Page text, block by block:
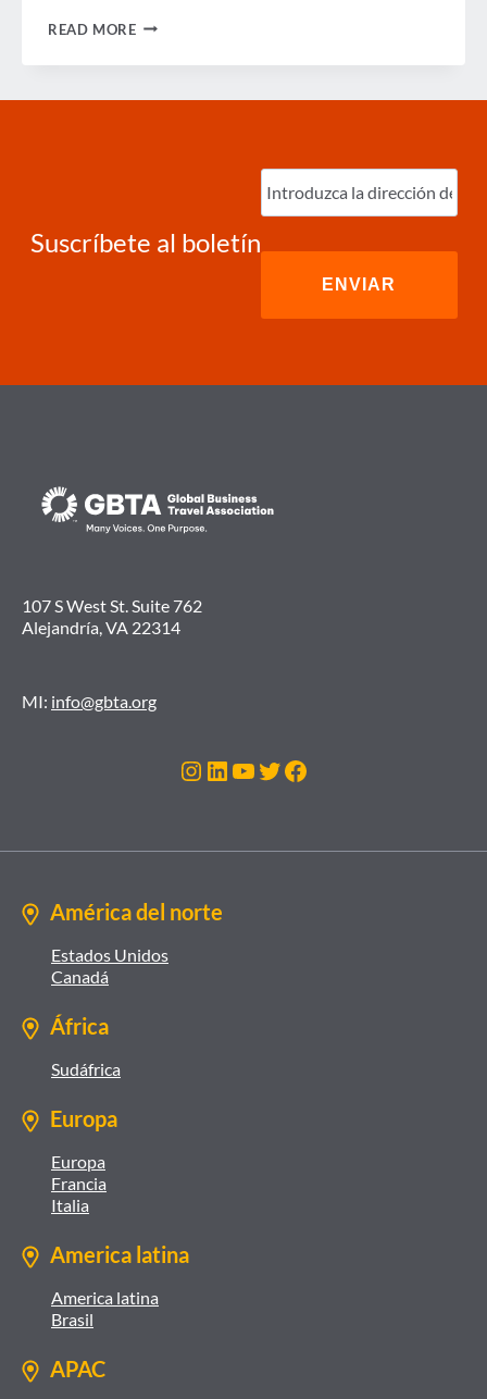
READ MOREEL
Suscríbete al boletín
Ingrese
correo
electrónico
107 S West St. Suite 762
Alejandría, VA 22314
MI: info@gbta.org
Instagram
LinkedIn
YouTube
Twitter
Facebook
América del norte
Estados Unidos
Canadá
África
Sudáfrica
Europa
Europa
Francia
Italia
America latina
America latina
Brasil
APAC